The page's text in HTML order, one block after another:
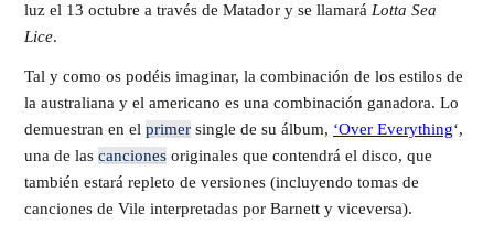
luz el 13 octubre a través de Matador y se llamará Lotta Sea
Lice.
Tal y como os podéis imaginar, la combinación de los estilos de
la australiana y el americano es una combinación ganadora. Lo
demuestran en el primer single de su álbum, ‘Over Everything‘,
una de las canciones originales que contendrá el disco, que
también estará repleto de versiones (incluyendo tomas de
canciones de Vile interpretadas por Barnett y viceversa).